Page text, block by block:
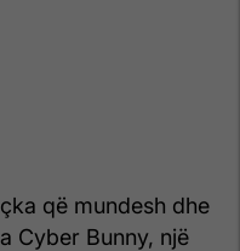
që mundesh dhe
Cyber Bunny, një